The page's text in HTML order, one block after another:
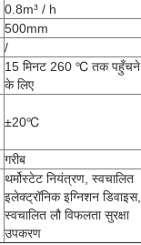
0.8m³ / h
500mm
/
15 मिनट 260 ℃ तक पहुँचने
के लिए
±20℃
गरीब
थर्मोस्टेट नियंत्रण, स्वचालित
इलेक्ट्रॉनिक इग्निशन डिवाइस,
स्वचालित लौ विफलता सुरक्षा
उपकरण